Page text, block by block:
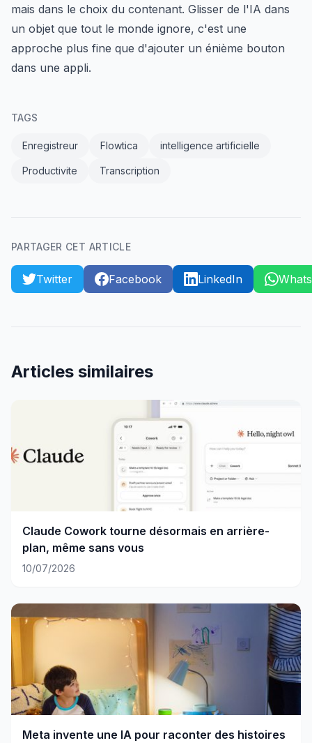
mais dans le choix du contenant. Glisser de l'IA dans
un objet que tout le monde ignore, c'est une
approche plus fine que d'ajouter un énième bouton
dans une appli.
TAGS
Enregistreur Flowtica intelligence artificielle
Productivite Transcription
PARTAGER CET ARTICLE
Twitter Facebook LinkedIn
Articles similaires
Claude Cowork tourne désormais en arrière-
plan, même sans vous
10/07/2026
Meta invente une IA pour raconter des histoires